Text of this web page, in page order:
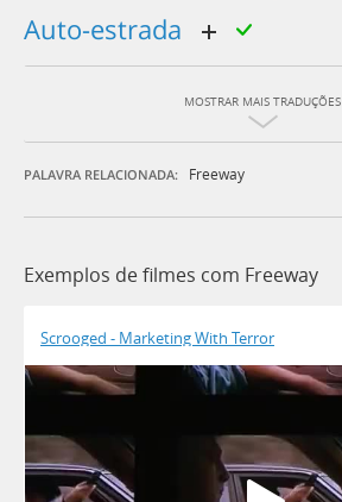
auto-estrada
MOSTRAR MAIS TRADUÇÕES
PALAVRA RELACIONADA: Freeway
Exemplos de filmes com Freeway
Scrooged - Marketing With Terror